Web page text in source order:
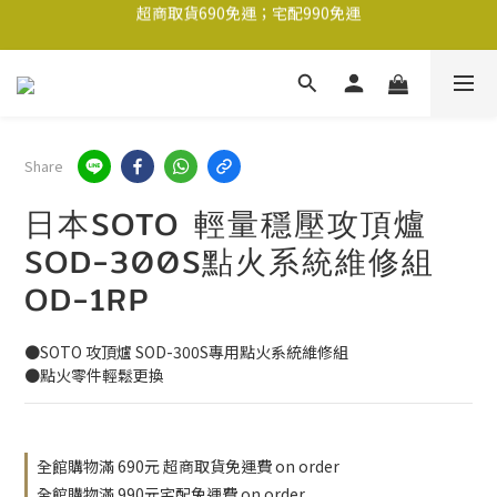
超商取貨690免運；宅配990免運
超商取貨690免運；宅配990免運
Share
日本SOTO 輕量穩壓攻頂爐
SOD-300S點火系統維修組
OD-1RP
●SOTO 攻頂爐 SOD-300S專用點火系統維修組
●點火零件輕鬆更換
全館購物滿 690元 超商取貨免運費 on order